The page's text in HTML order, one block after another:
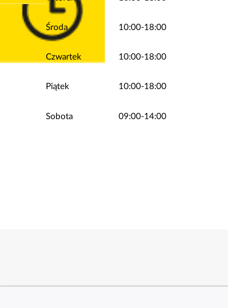
Środa 10:00-18:00
Czwartek 10:00-18:00
Piątek 10:00-18:00
Sobota 09:00-14:00